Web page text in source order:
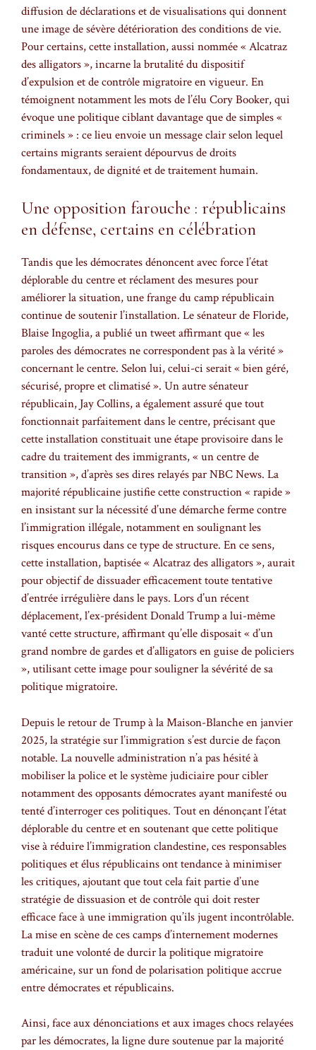
diffusion de déclarations et de visualisations qui donnent
une image de sévère détérioration des conditions de vie.
Pour certains, cette installation, aussi nommée « Alcatraz
des alligators », incarne la brutalité du dispositif
d’expulsion et de contrôle migratoire en vigueur. En
témoignent notamment les mots de l’élu Cory Booker, qui
évoque une politique ciblant davantage que de simples «
criminels » : ce lieu envoie un message clair selon lequel
certains migrants seraient dépourvus de droits
fondamentaux, de dignité et de traitement humain.
Une opposition farouche : républicains
en défense, certains en célébration
Tandis que les démocrates dénoncent avec force l’état
déplorable du centre et réclament des mesures pour
améliorer la situation, une frange du camp républicain
continue de soutenir l’installation. Le sénateur de Floride,
Blaise Ingoglia, a publié un tweet affirmant que « les
paroles des démocrates ne correspondent pas à la vérité »
concernant le centre. Selon lui, celui-ci serait « bien géré,
sécurisé, propre et climatisé ». Un autre sénateur
républicain, Jay Collins, a également assuré que tout
fonctionnait parfaitement dans le centre, précisant que
cette installation constituait une étape provisoire dans le
cadre du traitement des immigrants, « un centre de
transition », d’après ses dires relayés par NBC News. La
majorité républicaine justifie cette construction « rapide »
en insistant sur la nécessité d’une démarche ferme contre
l’immigration illégale, notamment en soulignant les
risques encourus dans ce type de structure. En ce sens,
cette installation, baptisée « Alcatraz des alligators », aurait
pour objectif de dissuader efficacement toute tentative
d’entrée irrégulière dans le pays. Lors d’un récent
déplacement, l’ex-président Donald Trump a lui-même
vanté cette structure, affirmant qu’elle disposait « d’un
grand nombre de gardes et d’alligators en guise de policiers
», utilisant cette image pour souligner la sévérité de sa
politique migratoire.
Depuis le retour de Trump à la Maison-Blanche en janvier
2025, la stratégie sur l’immigration s’est durcie de façon
notable. La nouvelle administration n’a pas hésité à
mobiliser la police et le système judiciaire pour cibler
notamment des opposants démocrates ayant manifesté ou
tenté d’interroger ces politiques. Tout en dénonçant l’état
déplorable du centre et en soutenant que cette politique
vise à réduire l’immigration clandestine, ces responsables
politiques et élus républicains ont tendance à minimiser
les critiques, ajoutant que tout cela fait partie d’une
stratégie de dissuasion et de contrôle qui doit rester
efficace face à une immigration qu’ils jugent incontrôlable.
La mise en scène de ces camps d’internement modernes
traduit une volonté de durcir la politique migratoire
américaine, sur un fond de polarisation politique accrue
entre démocrates et républicains.
Ainsi, face aux dénonciations et aux images chocs relayées
par les démocrates, la ligne dure soutenue par la majorité